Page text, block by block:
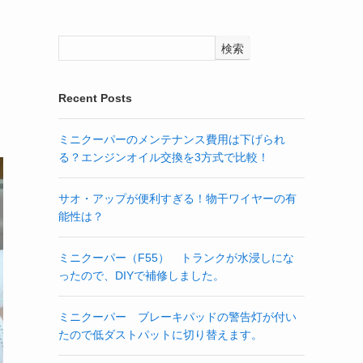
検索
Recent Posts
ミニクーパーのメンテナンス費用は下げられ
る？エンジンオイル交換を3方式で比較！
サオ・アップが便利すぎる！物干ワイヤーの有
能性は？
ミニクーパー（F55） トランクが水浸しにな
ったので、DIYで補修しました。
ミニクーパー ブレーキパッドの警告灯が付い
たので低ダストパットに切り替えます。